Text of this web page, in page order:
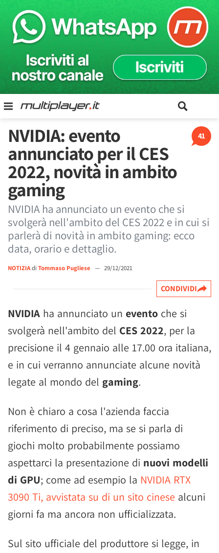
41
NVIDIA: evento
annunciato per il CES
2022, novità in ambito
gaming
NVIDIA ha annunciato un evento che si
svolgerà nell'ambito del CES 2022 e in cui si
parlerà di novità in ambito gaming: ecco
data, orario e dettaglio.
NOTIZIAdi Tommaso Pugliese — 29/12/2021
CONDIVIDI
NVIDIA ha annunciato un evento che si
svolgerà nell'ambito del CES 2022, per la
precisione il 4 gennaio alle 17.00 ora italiana,
e in cui verranno annunciate alcune novità
legate al mondo del gaming.
Non è chiaro a cosa l'azienda faccia
riferimento di preciso, ma se si parla di
giochi molto probabilmente possiamo
aspettarci la presentazione di nuovi modelli
di GPU; come ad esempio la NVIDIA RTX
3090 Ti, avvistata su di un sito cinese alcuni
giorni fa ma ancora non ufficializzata.
Sul sito ufficiale del produttore si legge, in